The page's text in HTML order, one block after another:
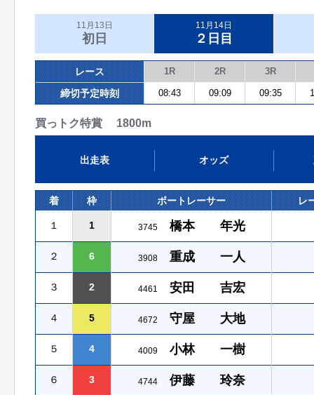
11月13日
初日
11月14日
２日目
レース 1R 2R 3R
締切予定時刻 08:43 09:09 09:35
買っトク特賞 1800m
出走表 オッズ
着 枠 ボートレーサー レ
１ 1 3745 橋本 年光
２ 6 3908 重成 一人
３ 2 4461 安田 吉宏
４ 5 4672 守屋 大地
５ 4 4009 小林 一樹
６ 3 4744 伊藤 玲奈